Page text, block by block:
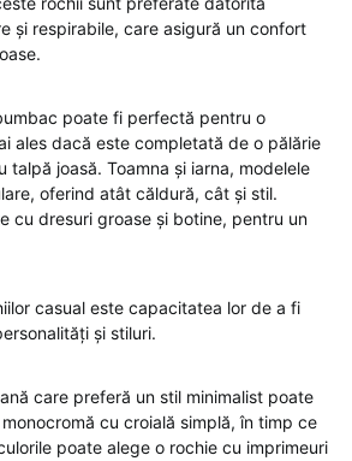
și respirabile, care asigură un confort
poate fi perfectă pentru o
ales dacă este completată de o pălărie
talpă joasă. Toamna și iarna, modelele
oferind atât căldură, cât și stil.
cu dresuri groase și botine, pentru un
casual este capacitatea lor de a fi
și stiluri.
care preferă un stil minimalist poate
cu croială simplă, în timp ce
poate alege o rochie cu imprimeuri